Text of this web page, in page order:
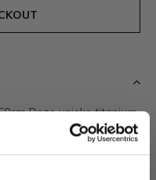
Deze unieke titanium
toevoeging aan je
titanium ketting